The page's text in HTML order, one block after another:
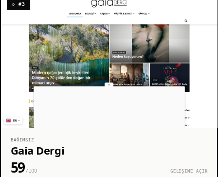
◇ #3
BAĞIMSIZ
Gaia Dergi
59/100
GELİŞİME AÇIK